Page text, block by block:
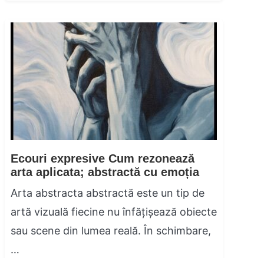
Ecouri expresive Cum rezonează
arta aplicata; abstractă cu emoția
Arta abstracta abstractă este un tip de
artă vizuală fiecine nu înfățișează obiecte
sau scene din lumea reală. În schimbare,
…